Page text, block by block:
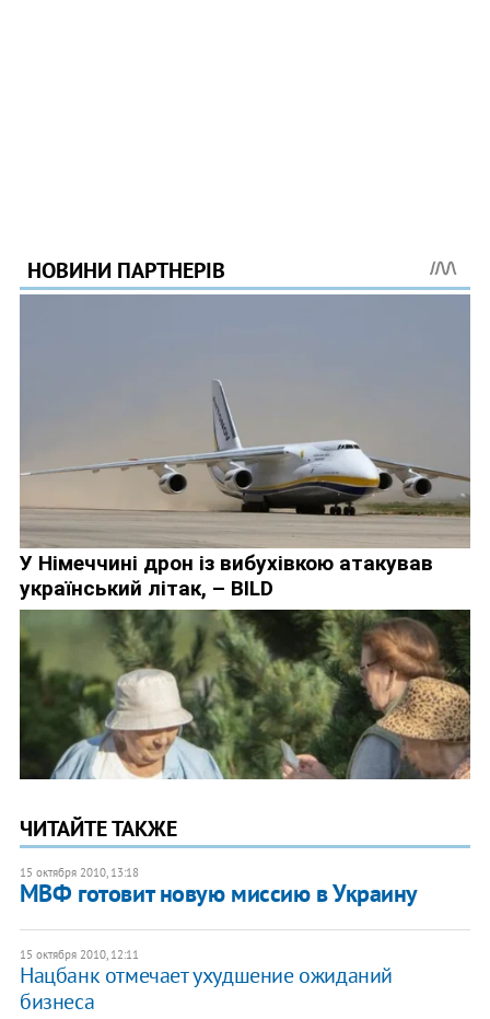
ЧИТАЙТЕ ТАКЖЕ
15 октября 2010, 13:18
МВФ готовит новую миссию в Украину
15 октября 2010, 12:11
Нацбанк отмечает ухудшение ожиданий
бизнеса